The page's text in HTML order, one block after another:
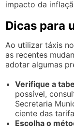
impacto da
Dicas para
Ao utilizar táxis
as recentes
adotar algumas
Verifique a
possível,
Secretaria
ciente das
Escolha o